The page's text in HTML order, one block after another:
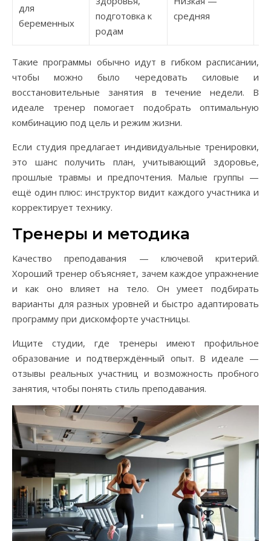
для
беременных
подготовка к
родам
средняя
Такие программы обычно идут в гибком расписании,
чтобы можно было чередовать силовые и
восстановительные занятия в течение недели. В
идеале тренер помогает подобрать оптимальную
комбинацию под цель и режим жизни.
Если студия предлагает индивидуальные тренировки,
это шанс получить план, учитывающий здоровье,
прошлые травмы и предпочтения. Малые группы —
ещё один плюс: инструктор видит каждого участника и
корректирует технику.
Тренеры и методика
Качество преподавания — ключевой критерий.
Хороший тренер объясняет, зачем каждое упражнение
и как оно влияет на тело. Он умеет подбирать
варианты для разных уровней и быстро адаптировать
программу при дискомфорте участницы.
Ищите студии, где тренеры имеют профильное
образование и подтверждённый опыт. В идеале —
отзывы реальных участниц и возможность пробного
занятия, чтобы понять стиль преподавания.